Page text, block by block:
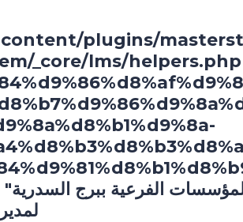
https://www.atfp.tn/
plugins/
_core/lms/